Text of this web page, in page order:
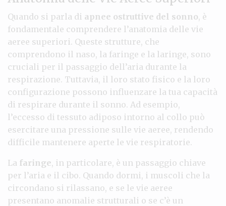
Quando si parla di apnee ostruttive del sonno, è
fondamentale comprendere l’anatomia delle vie
aeree superiori. Queste strutture, che
comprendono il naso, la faringe e la laringe, sono
cruciali per il passaggio dell’aria durante la
respirazione. Tuttavia, il loro stato fisico e la loro
configurazione possono influenzare la tua capacità
di respirare durante il sonno. Ad esempio,
l’eccesso di tessuto adiposo intorno al collo può
esercitare una pressione sulle vie aeree, rendendo
difficile mantenere aperte le vie respiratorie.
La faringe, in particolare, è un passaggio chiave
per l’aria e il cibo. Quando dormi, i muscoli che la
circondano si rilassano, e se le vie aeree
presentano anomalie strutturali o se c’è un